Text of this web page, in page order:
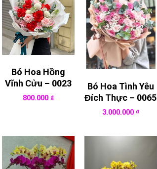
Bó Hoa Hồng
Vĩnh Cửu – 0023
800.000₫
Bó Hoa Tình Yêu
Đích Thực – 0065
3.000.000 ₫